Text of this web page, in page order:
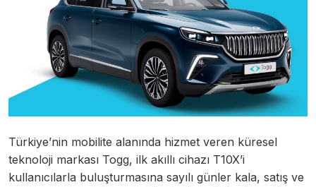
Türkiye’nin mobilite alanında hizmet veren küresel
teknoloji markası Togg, ilk akıllı cihazı T10X’i
kullanıcılarla buluşturmasına sayılı günler kala, satış ve